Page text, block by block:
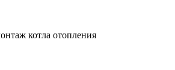
котла отопления